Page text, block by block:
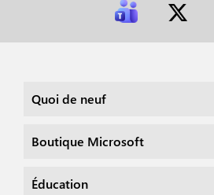
Quoi de neuf
Boutique Microsoft
Éducation